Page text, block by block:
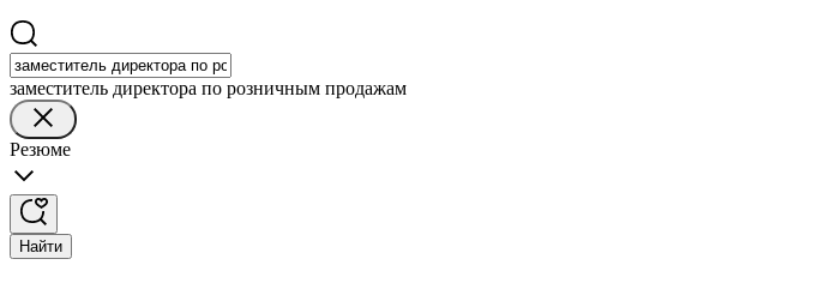
заместитель директора по розничным продажам
Резюме
Найти